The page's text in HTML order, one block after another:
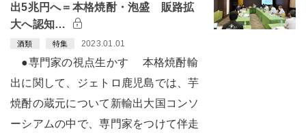
出5兆円へ＝本格焼酎・泡盛 販路拡
大へ認知…
酒類 特集 2023.01.01
●専門家の視点生かす 本格焼酎輸
出に関して、ジェトロ鹿児島では、芋
焼酎の蔵元について新輸出大国コンソ
ーシアムの中で、専門家をつけて伴走